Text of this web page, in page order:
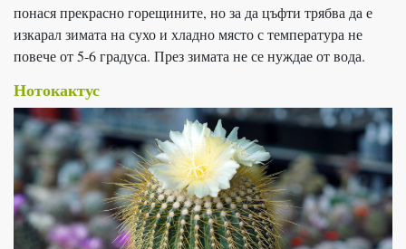
понася прекрасно горещините, но за да цъфти трябва да е
изкарал зимата на сухо и хладно място с температура не
повече от 5-6 градуса. През зимата не се нуждае от вода.
Нотокактус